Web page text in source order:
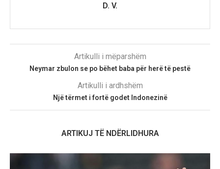
D. V.
Artikulli i mëparshëm
Neymar zbulon se po bëhet baba për herë të pestë
Artikulli i ardhshëm
Një tërmet i fortë godet Indonezinë
ARTIKUJ TË NDËRLIDHURA